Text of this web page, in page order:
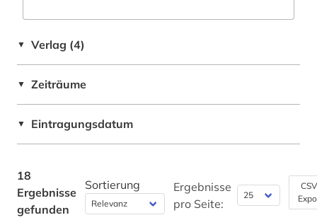
▼ Verlag (4)
▼ Zeiträume
▼ Eintragungsdatum
18
Ergebnisse
gefunden
Sortierung
Ergebnisse
pro Seite: